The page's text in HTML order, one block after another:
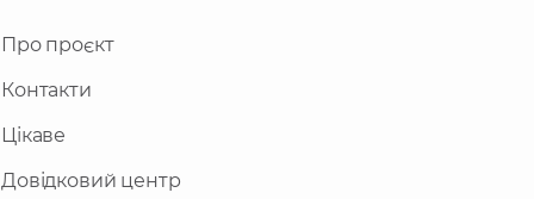
Про проєкт
Контакти
Цікаве
Довідковий центр